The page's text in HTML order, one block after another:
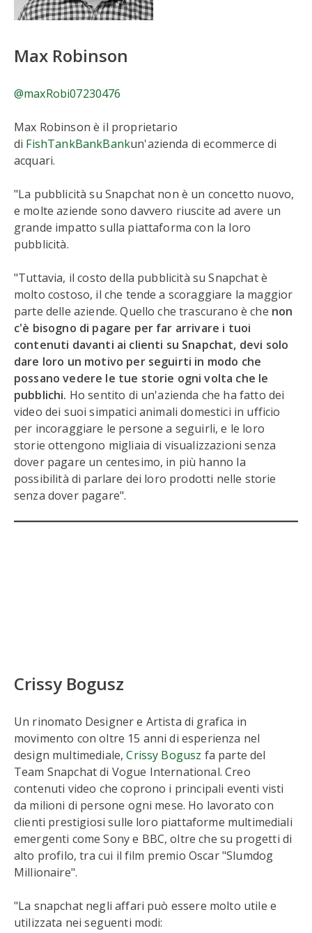
Max Robinson
@maxRobi07230476
Max Robinson è il proprietario
di FishTankBankBankun'azienda di ecommerce di
acquari.
"La pubblicità su Snapchat non è un concetto nuovo,
e molte aziende sono davvero riuscite ad avere un
grande impatto sulla piattaforma con la loro
pubblicità.
"Tuttavia, il costo della pubblicità su Snapchat è
molto costoso, il che tende a scoraggiare la maggior
parte delle aziende. Quello che trascurano è che non
c'è bisogno di pagare per far arrivare i tuoi
contenuti davanti ai clienti su Snapchat, devi solo
dare loro un motivo per seguirti in modo che
possano vedere le tue storie ogni volta che le
pubblichi. Ho sentito di un'azienda che ha fatto dei
video dei suoi simpatici animali domestici in ufficio
per incoraggiare le persone a seguirli, e le loro
storie ottengono migliaia di visualizzazioni senza
dover pagare un centesimo, in più hanno la
possibilità di parlare dei loro prodotti nelle storie
senza dover pagare".
Crissy Bogusz
Un rinomato Designer e Artista di grafica in
movimento con oltre 15 anni di esperienza nel
design multimediale,Crissy Bogusz fa parte del
Team Snapchat di Vogue International. Creo
contenuti video che coprono i principali eventi visti
da milioni di persone ogni mese. Ho lavorato con
clienti prestigiosi sulle loro piattaforme multimediali
emergenti come Sony e BBC, oltre che su progetti di
alto profilo, tra cui il film premio Oscar "Slumdog
Millionaire".
"La snapchat negli affari può essere molto utile e
utilizzata nei seguenti modi: